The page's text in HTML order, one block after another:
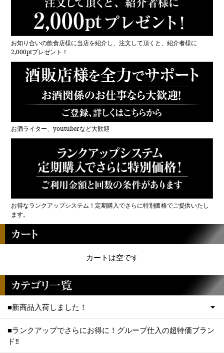
お知り合いの飲食店様に当店を紹介し、注文して頂くと、紹介者様に
2,000ptプレゼント！
お酒ライター、youtuberなど大歓迎
お得なランクアップシステム！定期購入でさらに特別価格でご提供いたし
ます。
カートは空です
■新商品入荷しました！
■ランクアップでさらにお得に！グループ仕入の超特価ブラン
ド‼